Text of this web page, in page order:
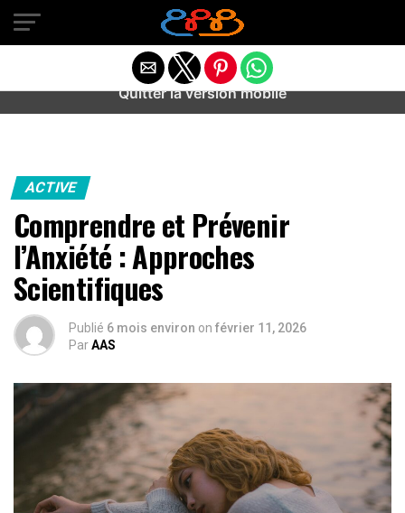
Warning
: preg_match(): Unknown modifier '/' in
/home/u589487443/domains/aideanxietestress.fr/
content/plugins/idev-post-views/includes/class-bots.php
ACTIVE
Comprendre et Prévenir
l’Anxiété : Approches
Scientifiques
Publié 6 mois environ on février 11, 2026
ParAAS
Quitter la version mobile